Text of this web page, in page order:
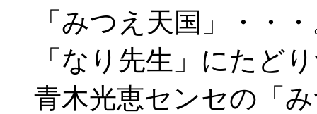
「みつえ天国」・・
「なり先生」にたど
青木光恵センセの「